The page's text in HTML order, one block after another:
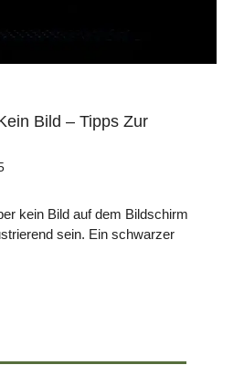
Bild – Tipps Zur
kein Bild auf dem Bildschirm
sein. Ein schwarzer